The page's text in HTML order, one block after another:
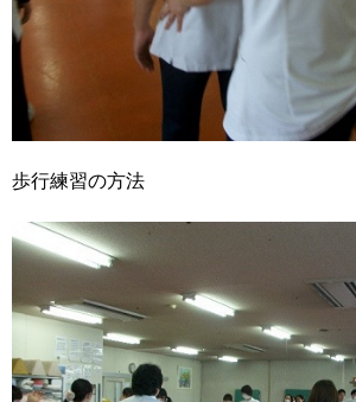
歩行練習の方法